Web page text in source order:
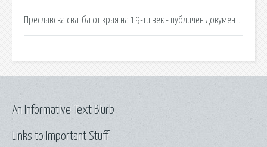
Преславска сватба от края на 19-ти век - публичен документ.
Links to Important Stuff
An Informative Text Blurb